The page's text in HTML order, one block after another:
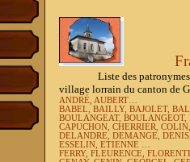
Liste des patronymes les
village lorrain du canton de
ANDRÉ, AUBERT…
BABEL, BAILLY, BAJOLET,
BOULANGEAT,
CAPUCHON, CHERRIER,
DELANDRE, DEMANGE,
ESSELIN, ETIENNE …
FERRY, FLEURENCE,